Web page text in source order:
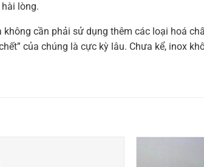
lòng.
cần phải sử dụng thêm các loại hoá
của chúng là cực kỳ lâu. Chưa kể, inox